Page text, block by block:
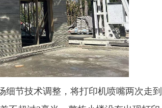
节技术调整，将打印机喷嘴两次走到